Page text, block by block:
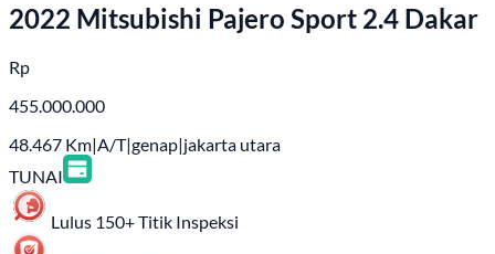
2022 Mitsubishi Pajero Sport 2.4 Dakar
Rp
455.000.000
48.467 Km|A/T|genap|jakarta utara
TUNAI
Lulus 150+ Titik Inspeksi